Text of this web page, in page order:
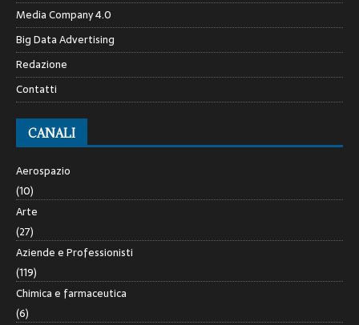
Media Company 4.0
Big Data Advertising
Redazione
Contatti
CANALI
Aerospazio
(10)
Arte
(27)
Aziende e Professionisti
(119)
Chimica e farmaceutica
(6)